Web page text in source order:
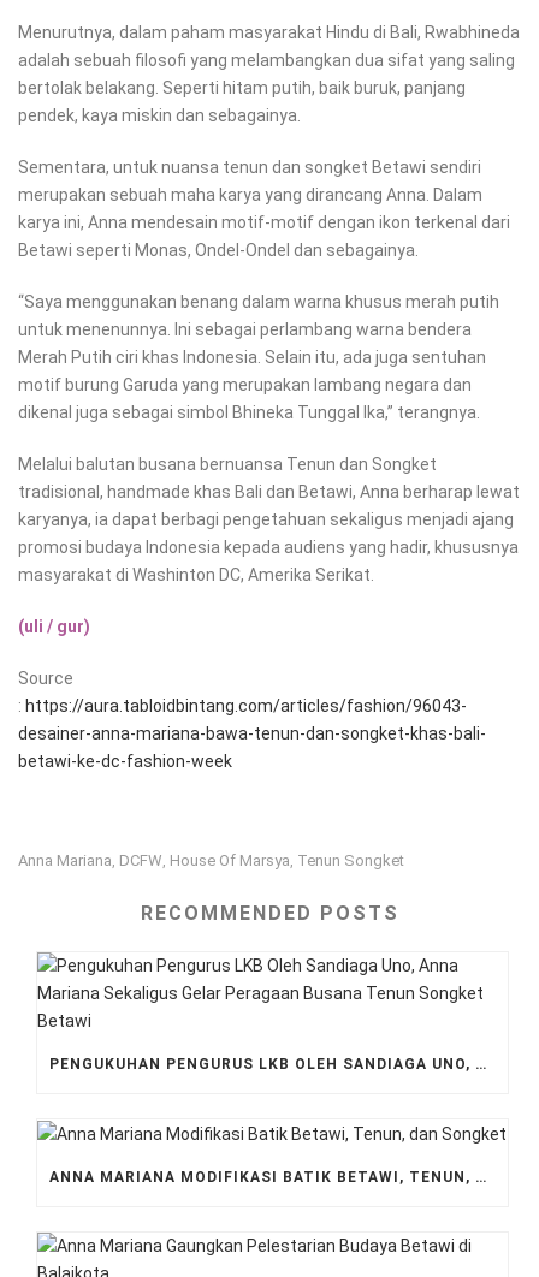
Menurutnya, dalam paham masyarakat Hindu di Bali, Rwabhineda
adalah sebuah filosofi yang melambangkan dua sifat yang saling
bertolak belakang. Seperti hitam putih, baik buruk, panjang
pendek, kaya miskin dan sebagainya.
Sementara, untuk nuansa tenun dan songket Betawi sendiri
merupakan sebuah maha karya yang dirancang Anna. Dalam
karya ini, Anna mendesain motif-motif dengan ikon terkenal dari
Betawi seperti Monas, Ondel-Ondel dan sebagainya.
“Saya menggunakan benang dalam warna khusus merah putih
untuk menenunnya. Ini sebagai perlambang warna bendera
Merah Putih ciri khas Indonesia. Selain itu, ada juga sentuhan
motif burung Garuda yang merupakan lambang negara dan
dikenal juga sebagai simbol Bhineka Tunggal Ika,” terangnya.
Melalui balutan busana bernuansa Tenun dan Songket
tradisional, handmade khas Bali dan Betawi, Anna berharap lewat
karyanya, ia dapat berbagi pengetahuan sekaligus menjadi ajang
promosi budaya Indonesia kepada audiens yang hadir, khususnya
masyarakat di Washinton DC, Amerika Serikat.
(uli / gur)
Source
: https://aura.tabloidbintang.com/articles/fashion/96043-
desainer-anna-mariana-bawa-tenun-dan-songket-khas-bali-
betawi-ke-dc-fashion-week
Anna Mariana, DCFW, House Of Marsya, Tenun Songket
RECOMMENDED POSTS
PENGUKUHAN PENGURUS LKB OLEH SANDIAGA UNO, ANNA MARIANA SEKALIGUS GELAR PERAGAAN BUSANA TENUN SONGKET BETAWI
ANNA MARIANA MODIFIKASI BATIK BETAWI, TENUN, DAN SONGKET